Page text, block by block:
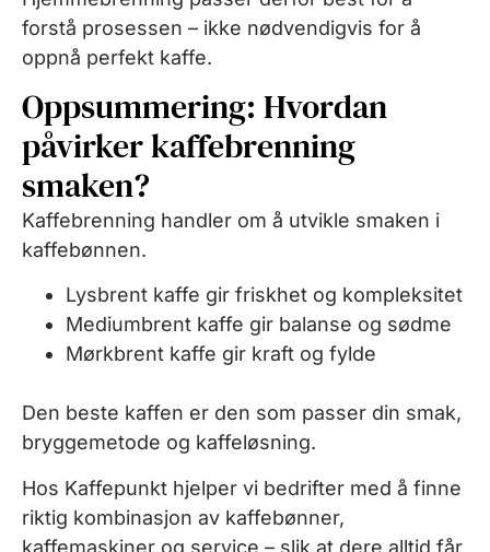
forstå prosessen – ikke nødvendigvis for å
oppnå perfekt kaffe.
Oppsummering: Hvordan
påvirker kaffebrenning
smaken?
Kaffebrenning handler om å utvikle smaken i
kaffebønnen.
Lysbrent kaffe gir friskhet og kompleksitet
Mediumbrent kaffe gir balanse og sødme
Mørkbrent kaffe gir kraft og fylde
Den beste kaffen er den som passer din smak,
bryggemetode og kaffeløsning.
Hos Kaffepunkt hjelper vi bedrifter med å finne
riktig kombinasjon av kaffebønner,
kaffemaskiner og service – slik at dere alltid får